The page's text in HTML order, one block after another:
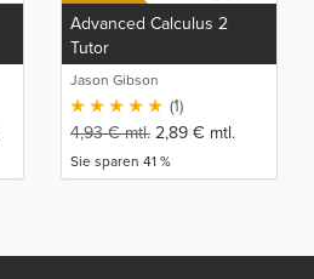
Advanced Calculus 2
Tutor
Jason Gibson
(1)
4,93€mtl. 2,89 € mtl.
Sie sparen 41 %